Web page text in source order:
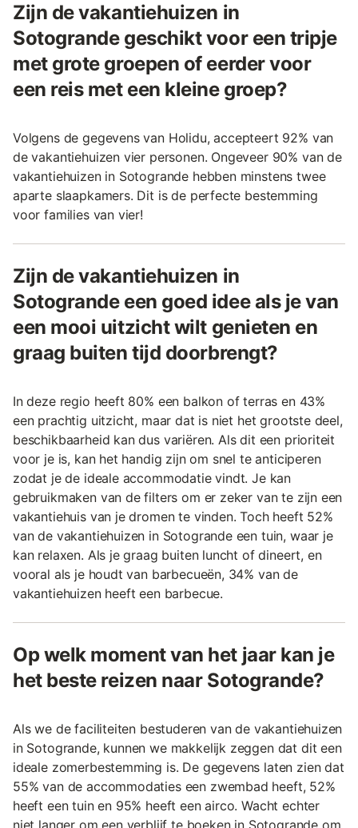
Zijn de vakantiehuizen in
Sotogrande geschikt voor een tripje
met grote groepen of eerder voor
een reis met een kleine groep?
Volgens de gegevens van Holidu, accepteert 92% van
de vakantiehuizen vier personen. Ongeveer 90% van de
vakantiehuizen in Sotogrande hebben minstens twee
aparte slaapkamers. Dit is de perfecte bestemming
voor families van vier!
Zijn de vakantiehuizen in
Sotogrande een goed idee als je van
een mooi uitzicht wilt genieten en
graag buiten tijd doorbrengt?
In deze regio heeft 80% een balkon of terras en 43%
een prachtig uitzicht, maar dat is niet het grootste deel,
beschikbaarheid kan dus variëren. Als dit een prioriteit
voor je is, kan het handig zijn om snel te anticiperen
zodat je de ideale accommodatie vindt. Je kan
gebruikmaken van de filters om er zeker van te zijn een
vakantiehuis van je dromen te vinden. Toch heeft 52%
van de vakantiehuizen in Sotogrande een tuin, waar je
kan relaxen. Als je graag buiten luncht of dineert, en
vooral als je houdt van barbecueën, 34% van de
vakantiehuizen heeft een barbecue.
Op welk moment van het jaar kan je
het beste reizen naar Sotogrande?
Als we de faciliteiten bestuderen van de vakantiehuizen
in Sotogrande, kunnen we makkelijk zeggen dat dit een
ideale zomerbestemming is. De gegevens laten zien dat
55% van de accommodaties een zwembad heeft, 52%
heeft een tuin en 95% heeft een airco. Wacht echter